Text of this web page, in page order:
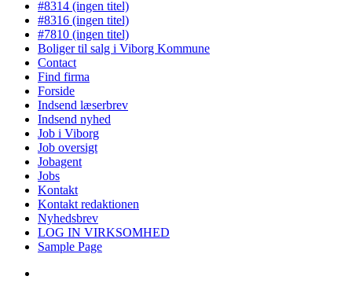
#8314 (ingen titel)
#8316 (ingen titel)
#7810 (ingen titel)
Boliger til salg i Viborg Kommune
Contact
Find firma
Forside
Indsend læserbrev
Indsend nyhed
Job i Viborg
Job oversigt
Jobagent
Jobs
Kontakt
Kontakt redaktionen
Nyhedsbrev
LOG IN VIRKSOMHED
Sample Page